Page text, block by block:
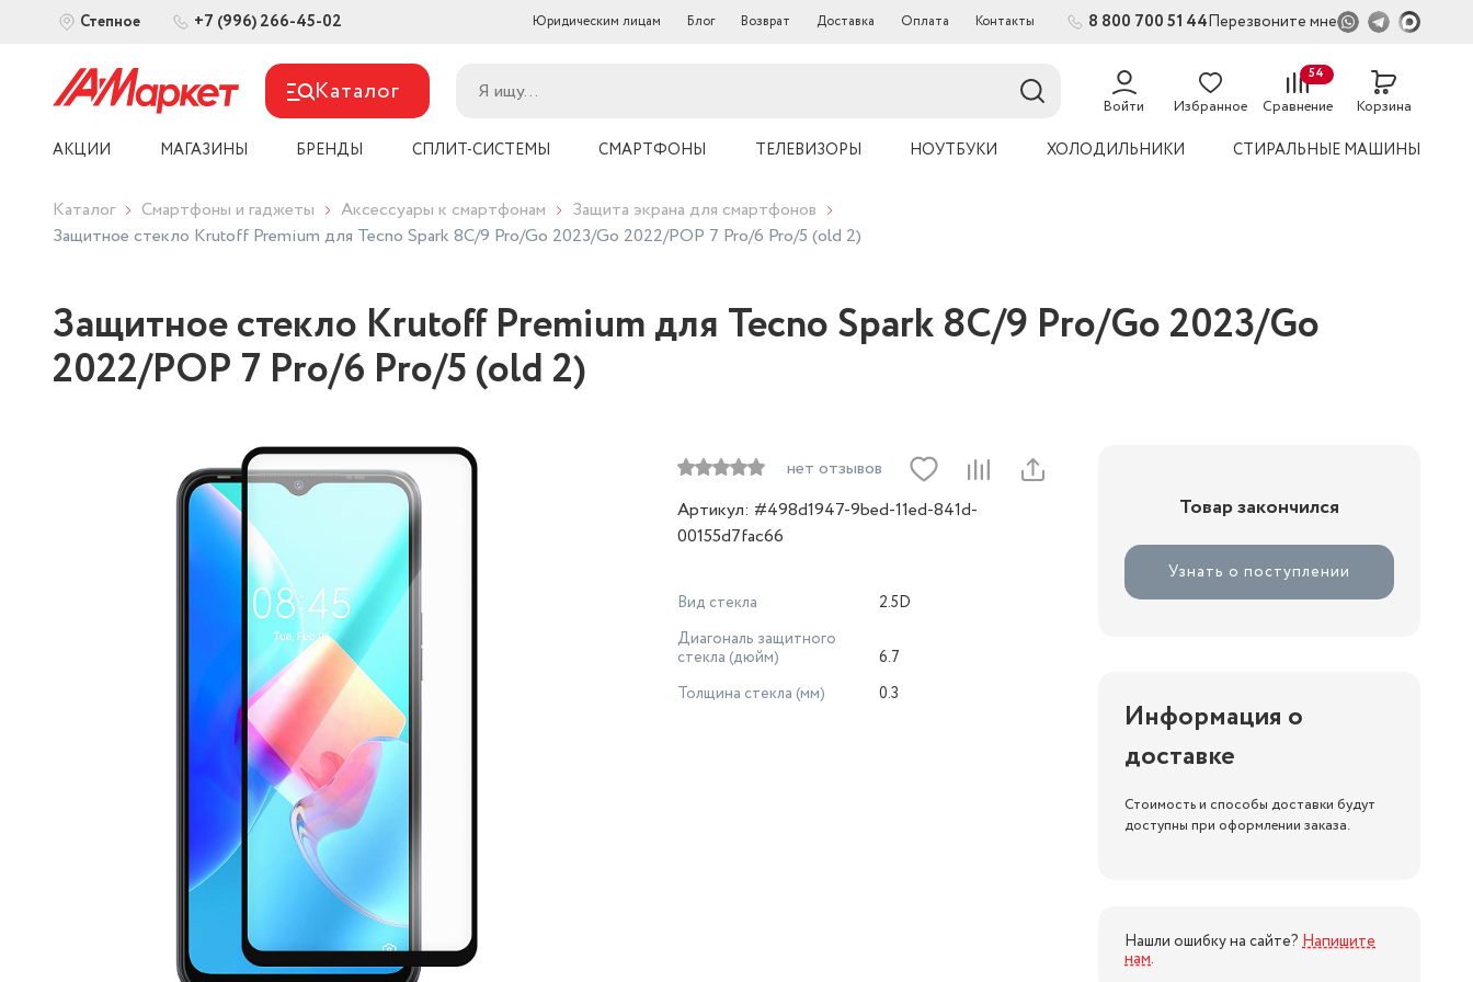
Степное +7 (996) 266-45-02 Юридическим лицам Блог Возврат Доставка Оплата Контакты 8 800 700 51 44Перезвоните мне
Каталог Войти Избранное Сравнение
54
Корзина
АКЦИИ МАГАЗИНЫ БРЕНДЫ СПЛИТ-СИСТЕМЫ СМАРТФОНЫ ТЕЛЕВИЗОРЫ НОУТБУКИ ХОЛОДИЛЬНИКИ СТИРАЛЬНЫЕ МАШИНЫ
Каталог Смартфоны и гаджеты Аксессуары к смартфонам
Защита экрана для смартфонов
Защитное стекло Krutoff Premium для Tecno Spark 8C/9 Pro/Go 2023/Go 2022/POP 7 Pro/6 Pro/5 (old 2)
Защитное стекло Krutoff Premium для Tecno Spark 8C/9 Pro/Go 2023/Go
2022/POP 7 Pro/6 Pro/5 (old 2)
нет отзывов
Артикул: #498d1947-9bed-11ed-841d-
00155d7fac66
Вид стекла
2.5D
Диагональ защитного
стекла (дюйм)
6.7
Толщина стекла (мм)
0.3
Товар закончился
Узнать о поступлении
Информация о
доставке
Стоимость и способы доставки будут
доступны при оформлении заказа.
Нашли ошибку на сайте? Напишите
нам.